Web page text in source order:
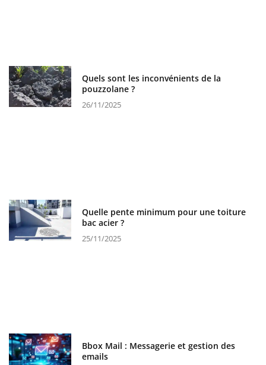
Quels sont les inconvénients de la
pouzzolane ?
26/11/2025
Quelle pente minimum pour une toiture
bac acier ?
25/11/2025
Bbox Mail : Messagerie et gestion des
emails